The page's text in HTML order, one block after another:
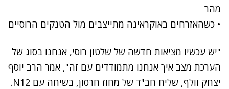
מהר
• כשהאזרחים באוקראינה מתייצבים מול הטנקים הרוסיים
"יש עכשיו מציאות חדשה של שלטון רוסי, אנחנו בסוג של
הערכת מצב איך אנחנו מתמודדים עם זה", אמר הרב יוסף
יצחק וולף, שליח חב"ד של מחוז חרסון, בשיחה עם N12.